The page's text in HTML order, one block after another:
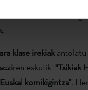
klase irekiakantolatu
ren eskutik "Txikiak
komikigintza".